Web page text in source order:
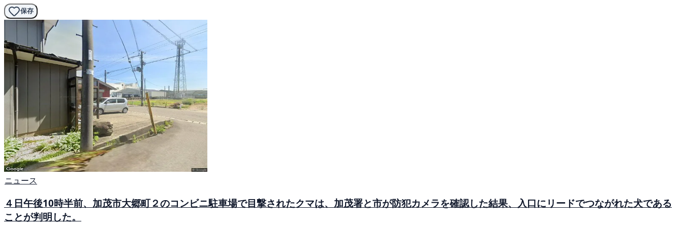
保存
ニュース
４日午後10時半前、加茂市大郷町２のコンビニ駐車場で目撃されたクマは、加茂署と市が防犯カメラを確認した結果、入口にリードでつながれた犬である
ことが判明した。